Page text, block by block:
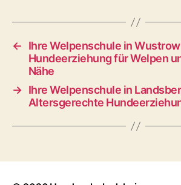
←
Ihre Welpenschule in
Hundeerziehung für Welpen
Nähe
→ Ihre Welpenschule in
Altersgerechte